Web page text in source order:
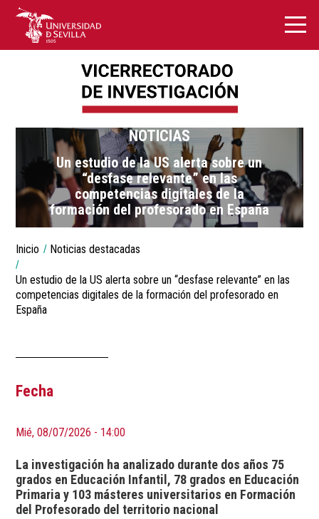
NOTICIAS
Un estudio de la US alerta sobre un
“desfase relevante” en las
competencias digitales de la
formación del profesorado en España
Breadcrumbs
You
are
here:
Inicio Noticias destacadas
Un estudio de la US alerta sobre un “desfase relevante” en las
competencias digitales de la formación del profesorado en
España
Fecha
Mié, 08/07/2026 - 14:00
La investigación ha analizado durante dos años 75
grados en Educación Infantil, 78 grados en Educación
Primaria y 103 másteres universitarios en Formación
del Profesorado del territorio nacional